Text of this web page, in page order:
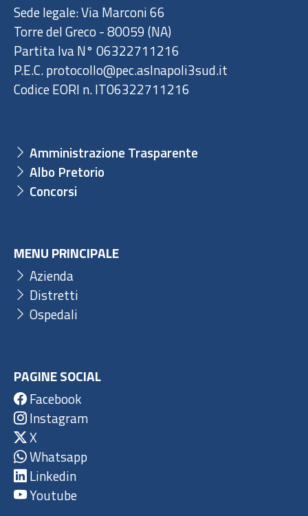
Sede legale: Via Marconi 66
Torre del Greco - 80059 (NA)
Partita Iva N° 06322711216
P.E.C. protocollo@pec.aslnapoli3sud.it
Codice EORI n. IT06322711216
Amministrazione Trasparente
Albo Pretorio
Concorsi
MENU PRINCIPALE
Azienda
Distretti
Ospedali
PAGINE SOCIAL
Facebook
Instagram
X
Whatsapp
Linkedin
Youtube